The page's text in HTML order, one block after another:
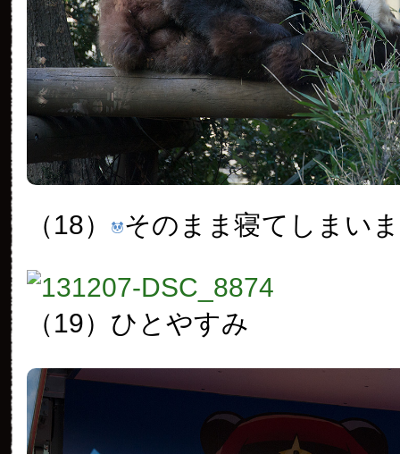
（18） そのまま寝てしまい
（19）ひとやすみ